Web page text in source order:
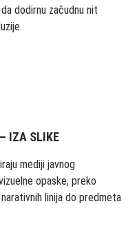
dodirnu začudnu nit
IZA SLIKE
mediji javnog
opaske, preko
linija do predmeta